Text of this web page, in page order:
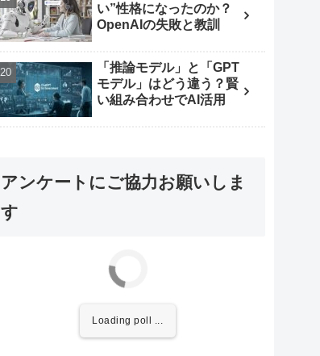
い”性格になったのか？
OpenAIの失敗と教訓
「推論モデル」と「GPT
モデル」はどう違う？賢
い組み合わせでAI活用
アンケートにご協力お願いしま
す
Loading poll ...